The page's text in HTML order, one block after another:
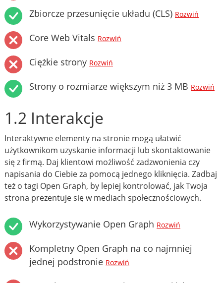
Zbiorcze przesunięcie układu (CLS) Rozwiń
Core Web Vitals Rozwiń
Ciężkie strony Rozwiń
Strony o rozmiarze większym niż 3 MB Rozwiń
1.2 Interakcje
Interaktywne elementy na stronie mogą ułatwić
użytkownikom uzyskanie informacji lub skontaktowanie
się z firmą. Daj klientowi możliwość zadzwonienia czy
napisania do Ciebie za pomocą jednego kliknięcia. Zadbaj
też o tagi Open Graph, by lepiej kontrolować, jak Twoja
strona prezentuje się w mediach społecznościowych.
Wykorzystywanie Open Graph Rozwiń
Kompletny Open Graph na co najmniej
jednej podstronie Rozwiń